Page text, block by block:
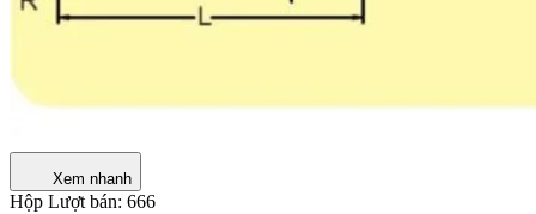
Xem nhanh
Hộp Lượt bán: 666